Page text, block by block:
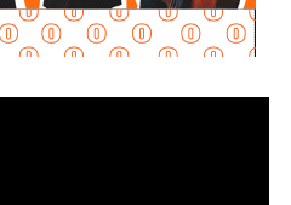
el organismo fortalece la
potable y drenajeofrezcan